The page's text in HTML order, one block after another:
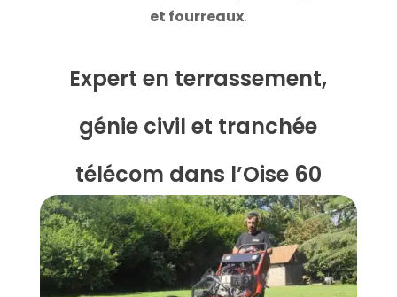
et fourreaux.
Expert en terrassement,
génie civil et tranchée
télécom dans l’Oise 60